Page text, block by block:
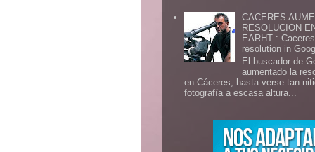
CACERES
RESOLUCION
EARHT :
resolution in
El buscador de
aumentado la
en Cáceres, hasta verse tan
fotografía a escasa altura...